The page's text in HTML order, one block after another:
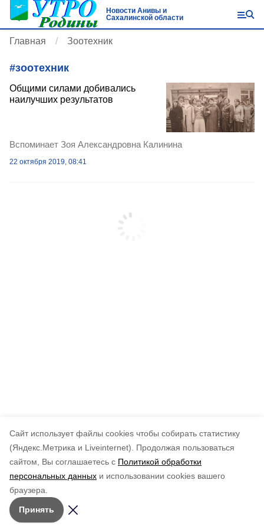
Cайт использует файлы cookies чтобы собирать статистику
(Яндекс.Метрика и Liveinternet).
Продолжая пользоваться
сайтом, Вы соглашаетесь с Политикой обработки
персональных данных и использовании cookies вашего
браузера.
Принять
Новости Анивы и
Сахалинской области
Главная Зоотехник
#зоотехник
Общими силами добивались
наилучших результатов
Вспоминает Зоя Александровна Калинина
22 октября 2019, 08:41